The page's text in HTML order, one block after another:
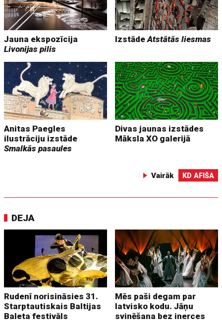
Jauna ekspozīcija
Livonijas pilis
IzstādeAtstātās liesmas
Anitas Paegles
ilustrāciju izstāde
Smalkās pasaules
Divas jaunas izstādes
Māksla XO galerijā
Vairāk KD AFIŠA
DEJA
Rudenī norisināsies 31.
Starptautiskais Baltijas
Baleta festivāls
Mēs paši degam par
latvisko kodu. Jāņu
svinēšana bez inerces